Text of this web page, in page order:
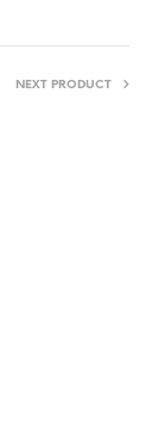
NEXT PRODUCT